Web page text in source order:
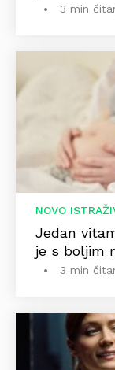
3 min
NOVO
Jedan
je s boljim
3 min